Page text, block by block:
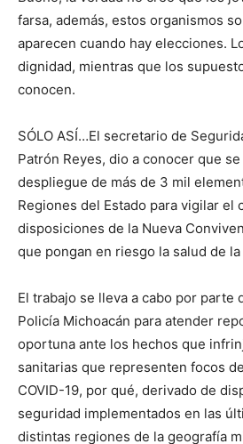
farsa, además, estos organismos
aparecen cuando hay elecciones.
dignidad, mientras que los
conocen.
SÓLO ASÍ…El secretario de
Patrón Reyes, dio a conocer que
despliegue de más de 3 mil
Regiones del Estado para vigilar el
disposiciones de la Nueva
que pongan en riesgo la salud de
El trabajo se lleva a cabo por parte
Policía Michoacán para atender
oportuna ante los hechos que
sanitarias que representen focos
COVID-19, por qué, derivado de
seguridad implementados en las
distintas regiones de la geografía